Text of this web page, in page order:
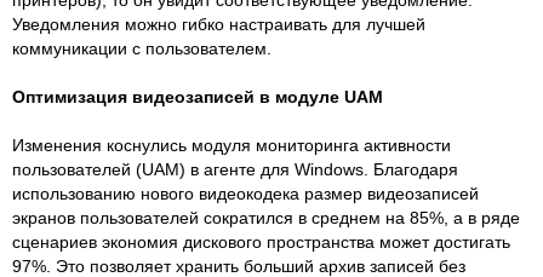
Уведомления можно гибко настраивать для лучшей
коммуникации с пользователем.
Оптимизация видеозаписей в модуле UAM
Изменения коснулись модуля мониторинга активности
пользователей (UAM) в агенте для Windows. Благодаря
использованию нового видеокодека размер видеозаписей
экранов пользователей сократился в среднем на 85%, а в ряде
сценариев экономия дискового пространства может достигать
97%. Это позволяет хранить больший архив записей без